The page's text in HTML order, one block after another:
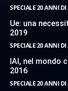
SPECIALE 20 ANNI DI
Ue: una
2019
SPECIALE 20 ANNI DI
IAI, nel mondo
2016
SPECIALE 20 ANNI DI